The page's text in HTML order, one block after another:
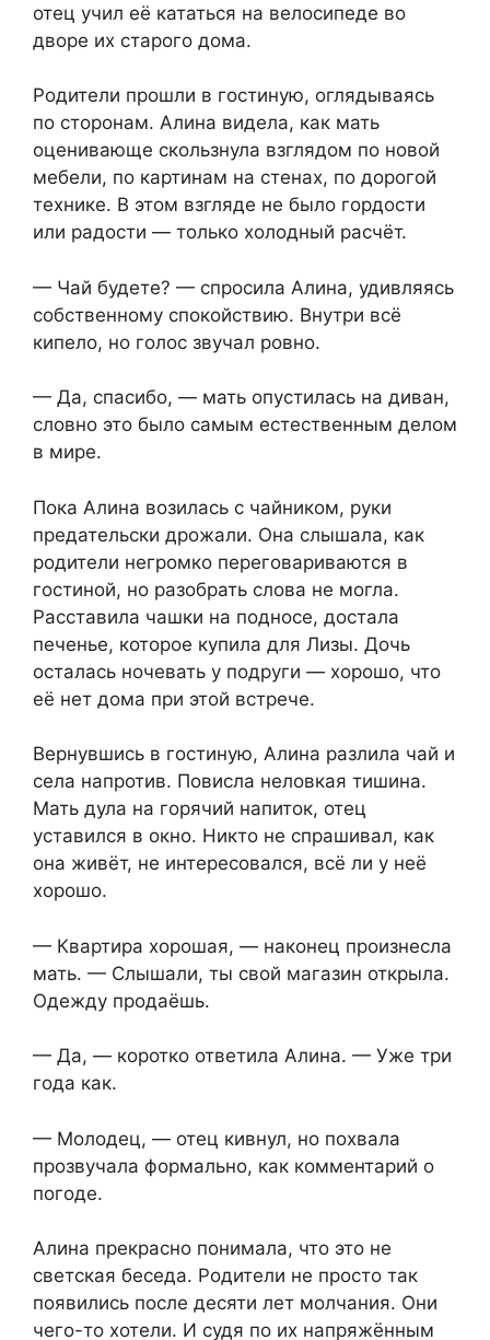
отец учил её кататься на велосипеде во
дворе их старого дома.
Родители прошли в гостиную, оглядываясь
по сторонам. Алина видела, как мать
оценивающе скользнула взглядом по новой
мебели, по картинам на стенах, по дорогой
технике. В этом взгляде не было гордости
или радости — только холодный расчёт.
— Чай будете? — спросила Алина, удивляясь
собственному спокойствию. Внутри всё
кипело, но голос звучал ровно.
— Да, спасибо, — мать опустилась на диван,
словно это было самым естественным делом
в мире.
Пока Алина возилась с чайником, руки
предательски дрожали. Она слышала, как
родители негромко переговариваются в
гостиной, но разобрать слова не могла.
Расставила чашки на подносе, достала
печенье, которое купила для Лизы. Дочь
осталась ночевать у подруги — хорошо, что
её нет дома при этой встрече.
Вернувшись в гостиную, Алина разлила чай и
села напротив. Повисла неловкая тишина.
Мать дула на горячий напиток, отец
уставился в окно. Никто не спрашивал, как
она живёт, не интересовался, всё ли у неё
хорошо.
— Квартира хорошая, — наконец произнесла
мать. — Слышали, ты свой магазин открыла.
Одежду продаёшь.
— Да, — коротко ответила Алина. — Уже три
года как.
— Молодец, — отец кивнул, но похвала
прозвучала формально, как комментарий о
погоде.
Алина прекрасно понимала, что это не
светская беседа. Родители не просто так
появились после десяти лет молчания. Они
чего-то хотели. И судя по их напряжённым